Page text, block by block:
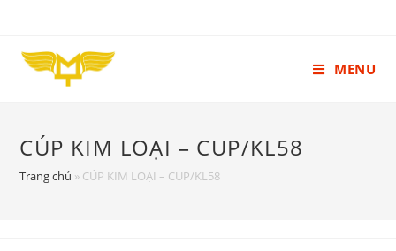
MENU
CÚP KIM LOẠI – CUP/KL58
Trang chủ » CÚP KIM LOẠI – CUP/KL58